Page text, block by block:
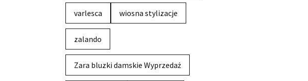
varlesca wiosna stylizacje
zalando
Zara bluzki damskie Wyprzedaż